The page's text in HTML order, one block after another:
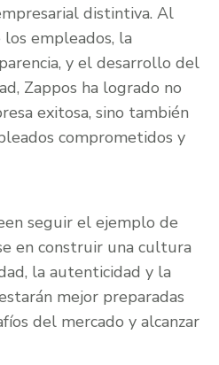
distintiva. Al
empleados, la
y el desarrollo del
Zappos ha logrado no
exitosa, sino también
comprometidos y
seguir el ejemplo de
en construir una cultura
la autenticidad y la
mejor preparadas
del mercado y alcanzar